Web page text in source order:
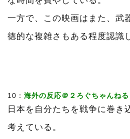
一方で、この映画はまた、武
徳的な複雑さもある程度認識
10： 海外の反応＠２ろぐちゃんねる
日本を自分たちを戦争に巻き
考えている。